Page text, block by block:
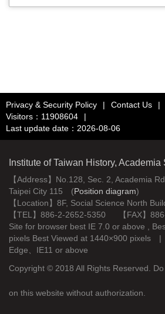
Privacy & Security Policy | Contact Us
|
Visitors：11908604
|
Last update date：2026-08-06
Institute of Taiwan History, Academia
【Address】No.128, Sec. 2, Academia
Taipei City 115 (Position diagram)
【Location】8F, Social Science North
【TEL】886-2-2652-5350 【FAX】
Site for browser best IE 7.0 or above ,
pixels Best Viewed at 1440×900 pixels |
Edge、IE11 or above
Copyright © 2018 All Rights Reserved.
on this website without authorization.